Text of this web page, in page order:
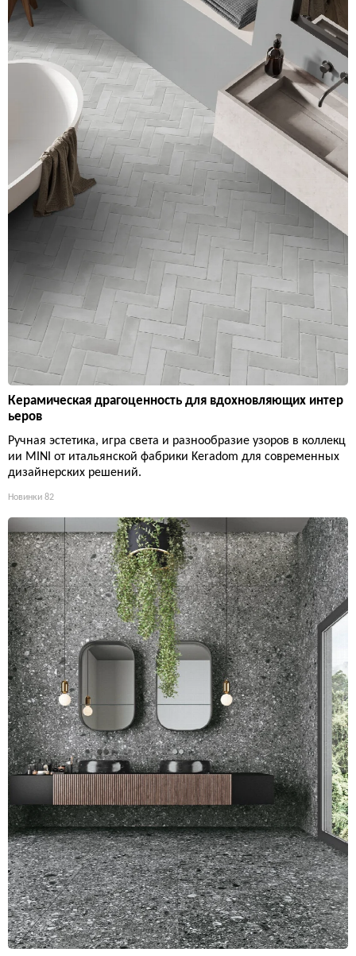
Керамическая драгоценность для вдохновляющих интер
ьеров
Ручная эстетика, игра света и разнообразие узоров в коллекц
ии MINI от итальянской фабрики Keradom для современных
дизайнерских решений.
Новинки 82